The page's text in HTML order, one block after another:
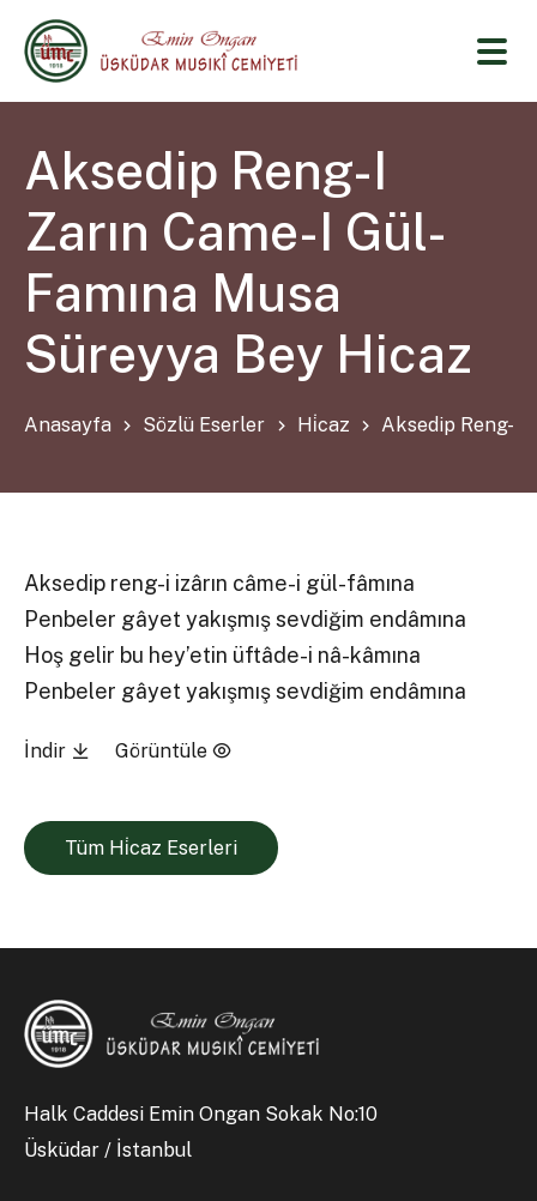
Aksedip Reng-I
Zarın Came-I Gül-
Famına Musa
Süreyya Bey Hicaz
Anasayfa Sözlü Eserler Hi̇caz Aksedip Reng-I
Aksedip reng-i izârın câme-i gül-fâmına
Penbeler gâyet yakışmış sevdiğim endâmına
Hoş gelir bu hey’etin üftâde-i nâ-kâmına
Penbeler gâyet yakışmış sevdiğim endâmına
İndir Görüntüle
Tüm Hi̇caz Eserleri
Halk Caddesi Emin Ongan Sokak No:10
Üsküdar / İstanbul